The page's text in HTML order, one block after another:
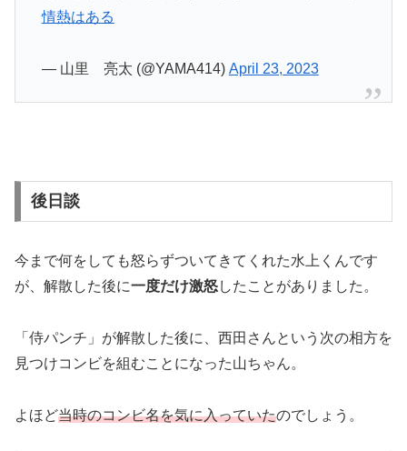
情熱はある
— 山里 亮太 (@YAMA414) April 23, 2023
後日談
今まで何をしても怒らずついてきてくれた水上くんです
が、解散した後に一度だけ激怒したことがありました。
「侍パンチ」が解散した後に、西田さんという次の相方を
見つけコンビを組むことになった山ちゃん。
よほど当時のコンビ名を気に入っていたのでしょう。